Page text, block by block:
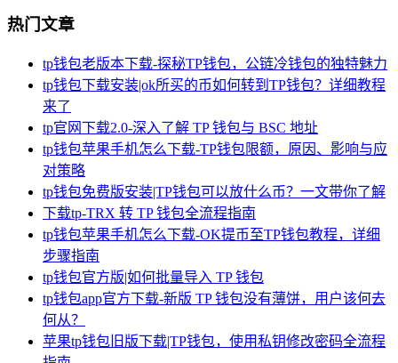
热门文章
tp钱包老版本下载-探秘TP钱包，公链冷钱包的独特魅力
tp钱包下载安装|ok所买的币如何转到TP钱包？详细教程
来了
tp官网下载2.0-深入了解 TP 钱包与 BSC 地址
tp钱包苹果手机怎么下载-TP钱包限额，原因、影响与应
对策略
tp钱包免费版安装|TP钱包可以放什么币？一文带你了解
下载tp-TRX 转 TP 钱包全流程指南
tp钱包苹果手机怎么下载-OK提币至TP钱包教程，详细
步骤指南
tp钱包官方版|如何批量导入 TP 钱包
tp钱包app官方下载-新版 TP 钱包没有薄饼，用户该何去
何从？
苹果tp钱包旧版下载|TP钱包，使用私钥修改密码全流程